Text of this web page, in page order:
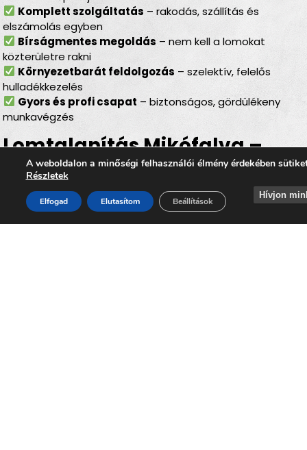
Komplett szolgáltatás – rakodás, szállítás és
elszámolás egyben
Bírságmentes megoldás – nem kell a lomokat
közterületre rakni
Környezetbarát feldolgozás – szelektív, felelős
hulladékkezelés
Gyors és profi csapat – biztonságos, gördülékeny
munkavégzés
Lomtalanítás Mikófalva –
ideális választás minden
helyzetben
A weboldalon a minőségi felhasználói élmény érdekében
Részletek
Elfogad Elutasítom Beállítások
Hívjon